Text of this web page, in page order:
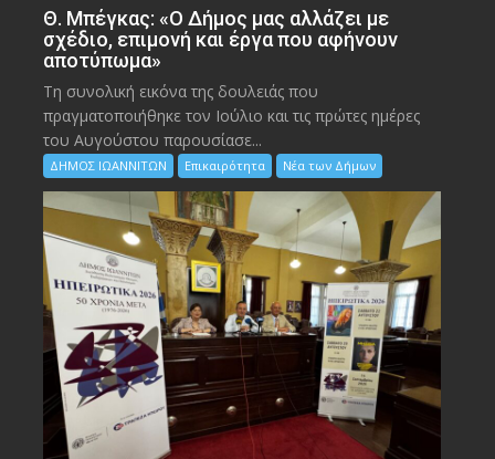
Θ. Μπέγκας: «Ο Δήμος μας αλλάζει με
σχέδιο, επιμονή και έργα που αφήνουν
αποτύπωμα»
Τη συνολική εικόνα της δουλειάς που
πραγματοποιήθηκε τον Ιούλιο και τις πρώτες ημέρες
του Αυγούστου παρουσίασε...
ΔΗΜΟΣ ΙΩΑΝΝΙΤΩΝ Επικαιρότητα Νέα των Δήμων